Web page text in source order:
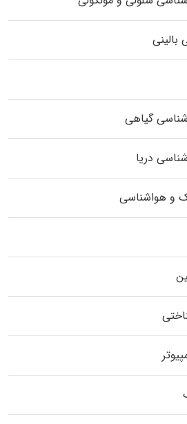
گیاهی
دریا
و هواشناسی